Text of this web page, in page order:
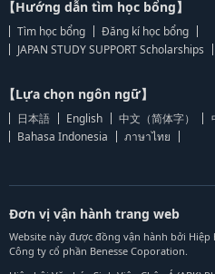
【Hướng dẫn tìm học bổng】
Tìm học bổng
Đăng kí học bổng
JAPAN STUDY SUPPORT Scholarships
【Lựa chọn ngôn ngữ】
日本語 English 中文（简体字）
Bahasa Indonesia
ภาษาไทย
Đơn vị vận hành trang web
Website này được đồng vận hành bởi Hiệp
Công ty cổ phần Benesse Coporation.